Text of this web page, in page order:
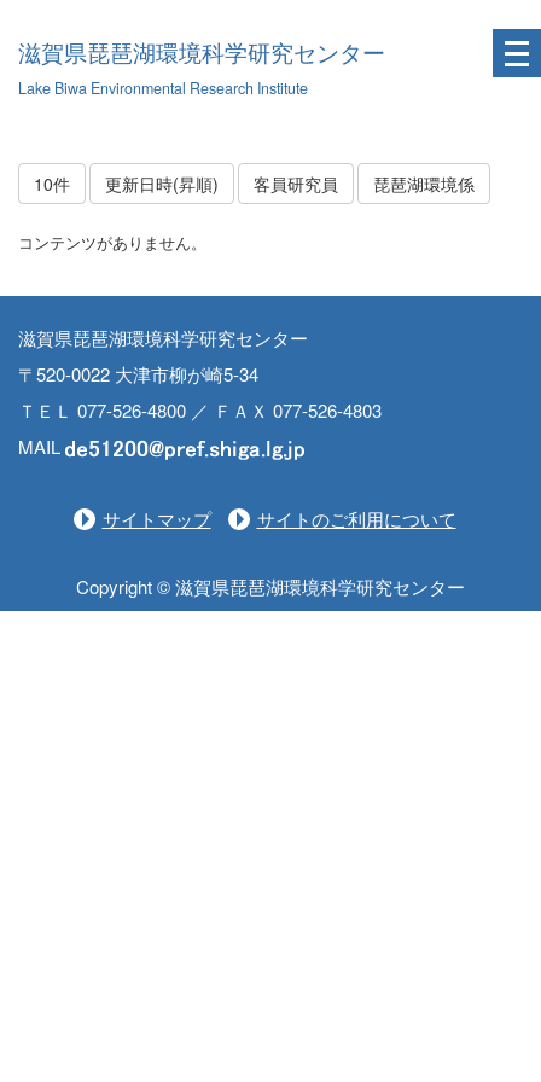
滋賀県琵琶湖環境科学研究センター
Lake Biwa Environmental Research Institute
10件 更新日時(昇順) 客員研究員 琵琶湖環境係
コンテンツがありません。
滋賀県琵琶湖環境科学研究センター
〒520-0022 大津市柳が崎5-34
ＴＥＬ 077-526-4800 ／ ＦＡＸ 077-526-4803
MAIL
サイトマップ サイトのご利用について
Copyright © 滋賀県琵琶湖環境科学研究センター